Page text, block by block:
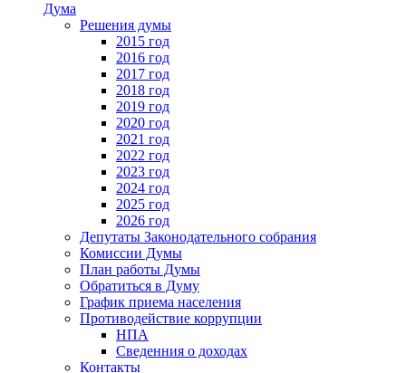
Дума
Решения думы
2015 год
2016 год
2017 год
2018 год
2019 год
2020 год
2021 год
2022 год
2023 год
2024 год
2025 год
2026 год
Депутаты Законодательного собрания
Комиссии Думы
План работы Думы
Обратиться в Думу
График приема населения
Противодействие коррупции
НПА
Сведенния о доходах
Контакты